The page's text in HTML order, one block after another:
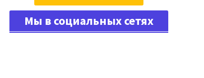
Мы в социальных сетях